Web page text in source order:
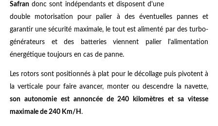
Safran donc sont indépendants et disposent d'une
double motorisation pour palier à des éventuelles pannes et
garantir une sécurité maximale, le tout est alimenté par des turbo-
générateurs et des batteries viennent palier l'alimentation
énergétique toujours en cas de panne.
Les rotors sont positionnés à plat pour le décollage puis pivotent à
la verticale pour faire avancer, monter ou descendre la navette,
son autonomie est annoncée de 240 kilomètres et sa vitesse
maximale de 240 Km/H .